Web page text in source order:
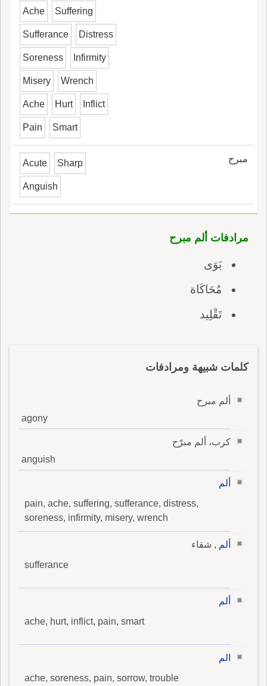
Ache Suffering
Sufferance Distress
Soreness Infirmity
Misery Wrench
Ache Hurt Inflict
Pain Smart
مبرح Acute Sharp
Anguish
مرادفات ألم مبرح
بَوَى
مُحَاكَاة
تَقْلِيد
كلمات شبيهة ومرادفات
ألم مبرح
agony
كرب، ألم مبرّح
anguish
ألم
pain, ache, suffering, sufferance, distress,
soreness, infirmity, misery, wrench
ألم , شقاء
sufferance
ألم
ache, hurt, inflict, pain, smart
الم
ache, soreness, pain, sorrow, trouble